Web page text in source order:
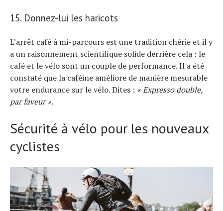
15. Donnez-lui les haricots
L’arrêt café à mi-parcours est une tradition chérie et il y
a un raisonnement scientifique solide derrière cela : le
café et le vélo sont un couple de performance. Il a été
constaté que la caféine améliore de manière mesurable
votre endurance sur le vélo. Dites : « Expresso double,
par faveur ».
Sécurité à vélo pour les nouveaux
cyclistes